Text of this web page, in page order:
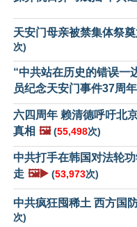
天安门母亲被禁集体祭
次)
“中共站在历史的错误一
员纪念天安门事件37周年
六四周年 赖清德呼吁北
真相 🖼️ (55,498次)
中共打手在韩国对法轮
走 🖼️▶️ (53,973次)
中共疯狂囤稀土 西方国
次)